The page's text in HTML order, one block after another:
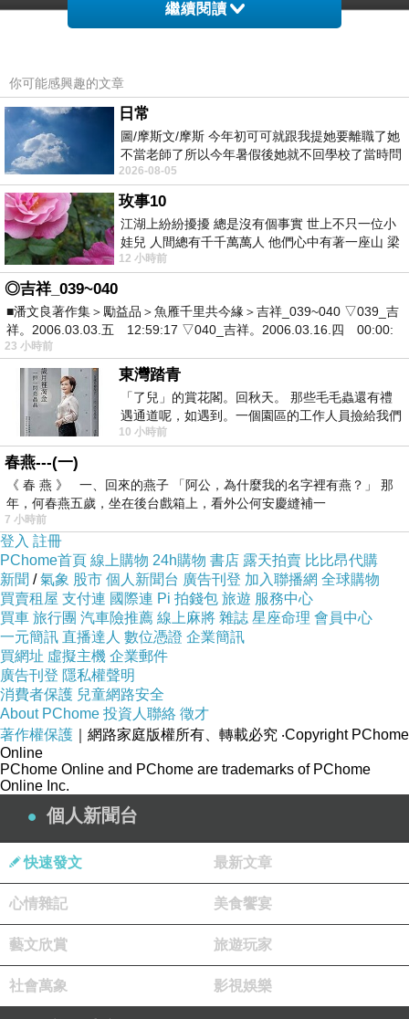
繼續閱讀
你可能感興趣的文章
日常
圖/摩斯文/摩斯 今年初可可就跟我提她要離職了她
不當老師了所以今年暑假後她就不回學校了當時問
她不是很喜歡幼幼班的小朋友嗎捨得不
2026-08-05
玫事10
江湖上紛紛擾擾 總是沒有個事實 世上不只一位小
娃兒 人間總有千千萬萬人 他們心中有著一座山 梁
山佛山泰華衡恆嵩 一山之高
12 小時前
◎吉祥_039~040
■潘文良著作集＞勵益品＞魚雁千里共今緣＞吉祥_039~040 ▽039_吉
祥。2006.03.03.五 12:59:17 ▽040_吉祥。2006.03.16.四 00:00:
23 小時前
東灣踏青
「了兒」的賞花閣。回秋天。 那些毛毛蟲還有禮
遇通道呢，如遇到。一個園區的工作人員撿給我們
細賞。
10 小時前
春燕---(一)
《 春 燕 》 一、回來的燕子 「阿公，為什麼我的名字裡有燕？」 那
年，何春燕五歲，坐在後台戲箱上，看外公何安慶縫補一
7 小時前
登入 註冊
PChome首頁 線上購物 24h購物 書店 露天拍賣 比比昂代購
新聞 /氣象 股市 個人新聞台 廣告刊登 加入聯播網 全球購物
買賣租屋 支付連 國際連 Pi 拍錢包 旅遊 服務中心
買車 旅行團 汽車險推薦 線上麻將 雜誌 星座命理 會員中心
一元簡訊 直播達人 數位憑證 企業簡訊
買網址 虛擬主機 企業郵件
廣告刊登 隱私權聲明
消費者保護 兒童網路安全
About PChome 投資人聯絡 徵才
著作權保護 ｜網路家庭版權所有、轉載必究 ‧Copyright PChome
Online
PChome Online and PChome are trademarks of PChome
Online Inc.
個人新聞台
快速發文 最新文章
心情雜記 美食饗宴
藝文欣賞 旅遊玩家
社會萬象 影視娛樂